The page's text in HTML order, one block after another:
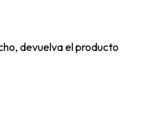
devuelva el producto